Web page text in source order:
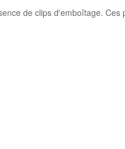
de clips d'emboîtage.